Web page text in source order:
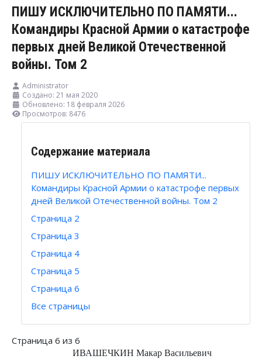
ПИШУ ИСКЛЮЧИТЕЛЬНО ПО ПАМЯТИ...
Командиры Красной Армии о катастрофе
первых дней Великой Отечественной
войны. Том 2
Administrator
Создано: 21 мая 2020
Обновлено: 18 февраля 2026
Просмотров: 8476
Содержание материала
ПИШУ ИСКЛЮЧИТЕЛЬНО ПО ПАМЯТИ...
Командиры Красной Армии о катастрофе первых
дней Великой Отечественной войны. Том 2
Страница 2
Страница 3
Страница 4
Страница 5
Страница 6
Все страницы
Страница 6 из 6
ИВАШЕЧКИН Макар Васильевич